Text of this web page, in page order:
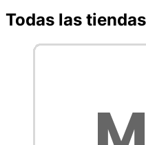
Todas las